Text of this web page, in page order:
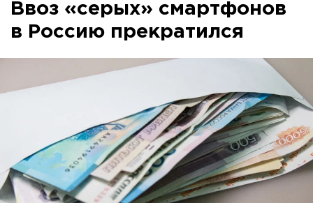
Ввоз «серых» смартфонов
в Россию прекратился